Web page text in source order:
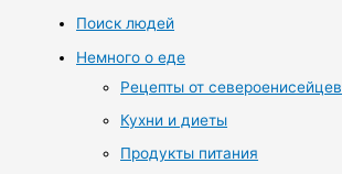
Поиск людей
Немного о еде
Рецепты от североенисейцев
Кухни и диеты
Продукты питания